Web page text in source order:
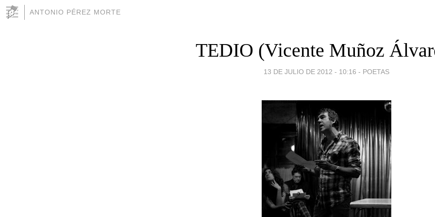
ANTONIO PÉREZ MORTE
TEDIO (Vicente Muñoz
13 DE JULIO DE 2012 - 10:16 - POETAS